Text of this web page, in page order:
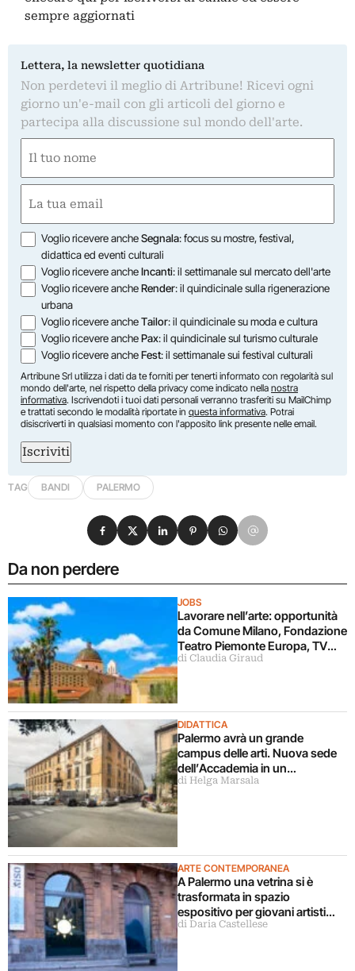
sempre aggiornati
Lettera, la newsletter quotidiana
Non perdetevi il meglio di Artribune! Ricevi ogni
giorno un'e-mail con gli articoli del giorno e
partecipa alla discussione sul mondo dell'arte.
(Required)
First
(Required)
Opzioni
Voglio ricevere ancheSegnala: focus su mostre, festival,
didattica ed eventi culturali
Voglio ricevere ancheIncanti: il settimanale sul mercato dell'arte
Voglio ricevere ancheRender: il quindicinale sulla rigenerazione
urbana
Voglio ricevere ancheTailor: il quindicinale su moda e cultura
Voglio ricevere anchePax: il quindicinale sul turismo culturale
Voglio ricevere ancheFest: il settimanale sui festival culturali
Artribune Srl utilizza i dati da te forniti per tenerti informato con regolarità sul
mondo dell'arte, nel rispetto della privacy come indicato nella nostra
informativa. Iscrivendoti i tuoi dati personali verranno trasferiti su MailChimp
e trattati secondo le modalità riportate in questa informativa. Potrai
disiscriverti in qualsiasi momento con l'apposito link presente nelle email.
Iscriviti
TAG BANDI PALERMO
Da non perdere
JOBS
Lavorare nell’arte: opportunità
da Comune Milano, Fondazione
Teatro Piemonte Europa, TV
Sorrisi&Canzoni, Fondazione
di Claudia Giraud
DIDATTICA
Palermo avrà un grande
campus delle arti. Nuova sede
dell’Accademia in un
complesso monumentale
di Helga Marsala
ARTE CONTEMPORANEA
A Palermo una vetrina si è
trasformata in spazio
espositivo per giovani artisti
siciliani
di Daria Castellese
Condividi su Facebook
Condividi su X
Condividi su LinkedIn
Condividi su Pinterest
Condividi su WhatsApp
Condividi su Email